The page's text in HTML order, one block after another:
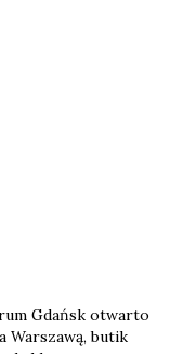
Gdańsk otwarto
Warszawą, butik